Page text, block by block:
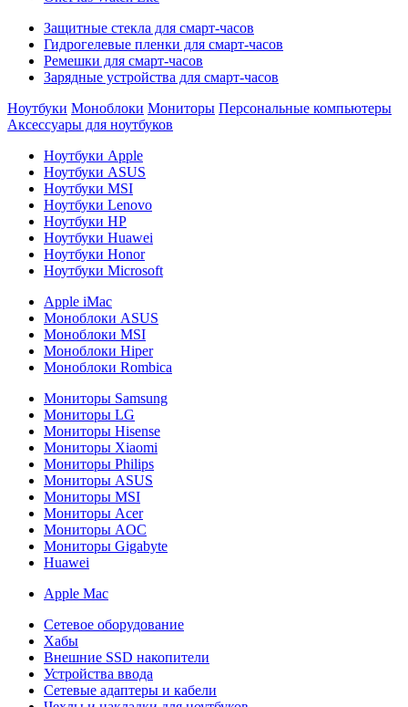
Защитные стекла для смарт-часов
Гидрогелевые пленки для смарт-часов
Ремешки для смарт-часов
Зарядные устройства для смарт-часов
Ноутбуки Моноблоки Мониторы Персональные компьютеры
Аксессуары для ноутбуков
Ноутбуки Apple
Ноутбуки ASUS
Ноутбуки MSI
Ноутбуки Lenovo
Ноутбуки HP
Ноутбуки Huawei
Ноутбуки Honor
Ноутбуки Microsoft
Apple iMac
Моноблоки ASUS
Моноблоки MSI
Моноблоки Hiper
Моноблоки Rombica
Мониторы Samsung
Мониторы LG
Мониторы Hisense
Мониторы Xiaomi
Мониторы Philips
Мониторы ASUS
Мониторы MSI
Мониторы Acer
Мониторы AOC
Мониторы Gigabyte
Huawei
Apple Mac
Сетевое оборудование
Хабы
Внешние SSD накопители
Устройства ввода
Сетевые адаптеры и кабели